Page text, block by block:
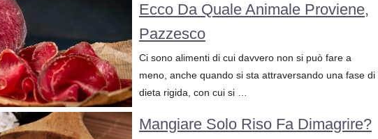
Ecco Da Quale Animale Proviene,
Pazzesco
Ci sono alimenti di cui davvero non si può fare a
meno, anche quando si sta attraversando una fase di
dieta rigida, con cui si …
Mangiare Solo Riso Fa Dimagrire?